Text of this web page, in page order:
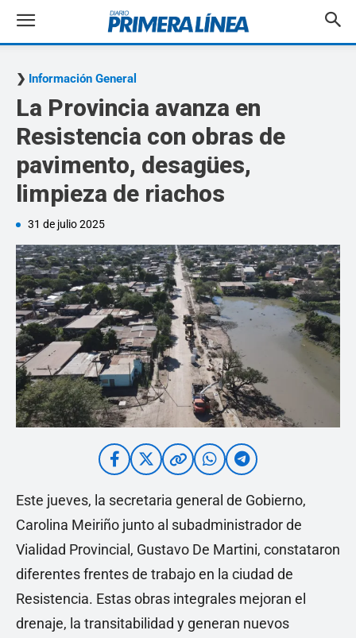
Información General
La Provincia avanza en
Resistencia con obras de
pavimento, desagües,
limpieza de riachos
31 de julio 2025
Este jueves, la secretaria general de Gobierno,
Carolina Meiriño junto al subadministrador de
Vialidad Provincial, Gustavo De Martini, constataron
diferentes frentes de trabajo en la ciudad de
Resistencia. Estas obras integrales mejoran el
drenaje, la transitabilidad y generan nuevos